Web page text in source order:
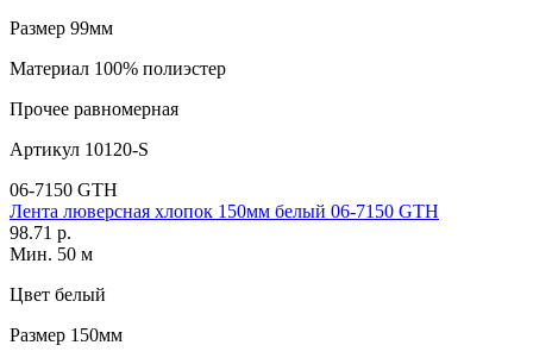
Размер 99мм
Материал 100% полиэстер
Прочее равномерная
Артикул 10120-S
06-7150 GTH
Лента люверсная хлопок 150мм белый 06-7150 GTH
98.71 р.
Мин. 50 м
Цвет белый
Размер 150мм